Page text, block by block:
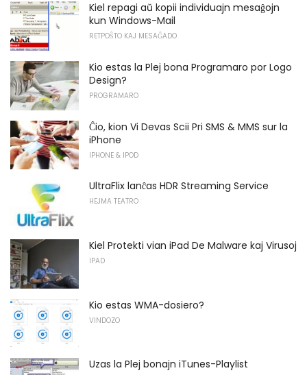
Kiel repagi aŭ kopii individuajn mesaĝojn
kun Windows-Mail
RETPOŜTO KAJ MESAĜADO
Kio estas la Plej bona Programaro por Logo
Design?
PROGRAMARO
Ĉio, kion Vi Devas Scii Pri SMS & MMS sur la
iPhone
IPHONE & IPOD
UltraFlix lanĉas HDR Streaming Service
HEJMA TEATRO
Kiel Protekti vian iPad De Malware kaj Virusoj
IPAD
Kio estas WMA-dosiero?
VINDOZO
Uzas la Plej bonajn iTunes-Playlist